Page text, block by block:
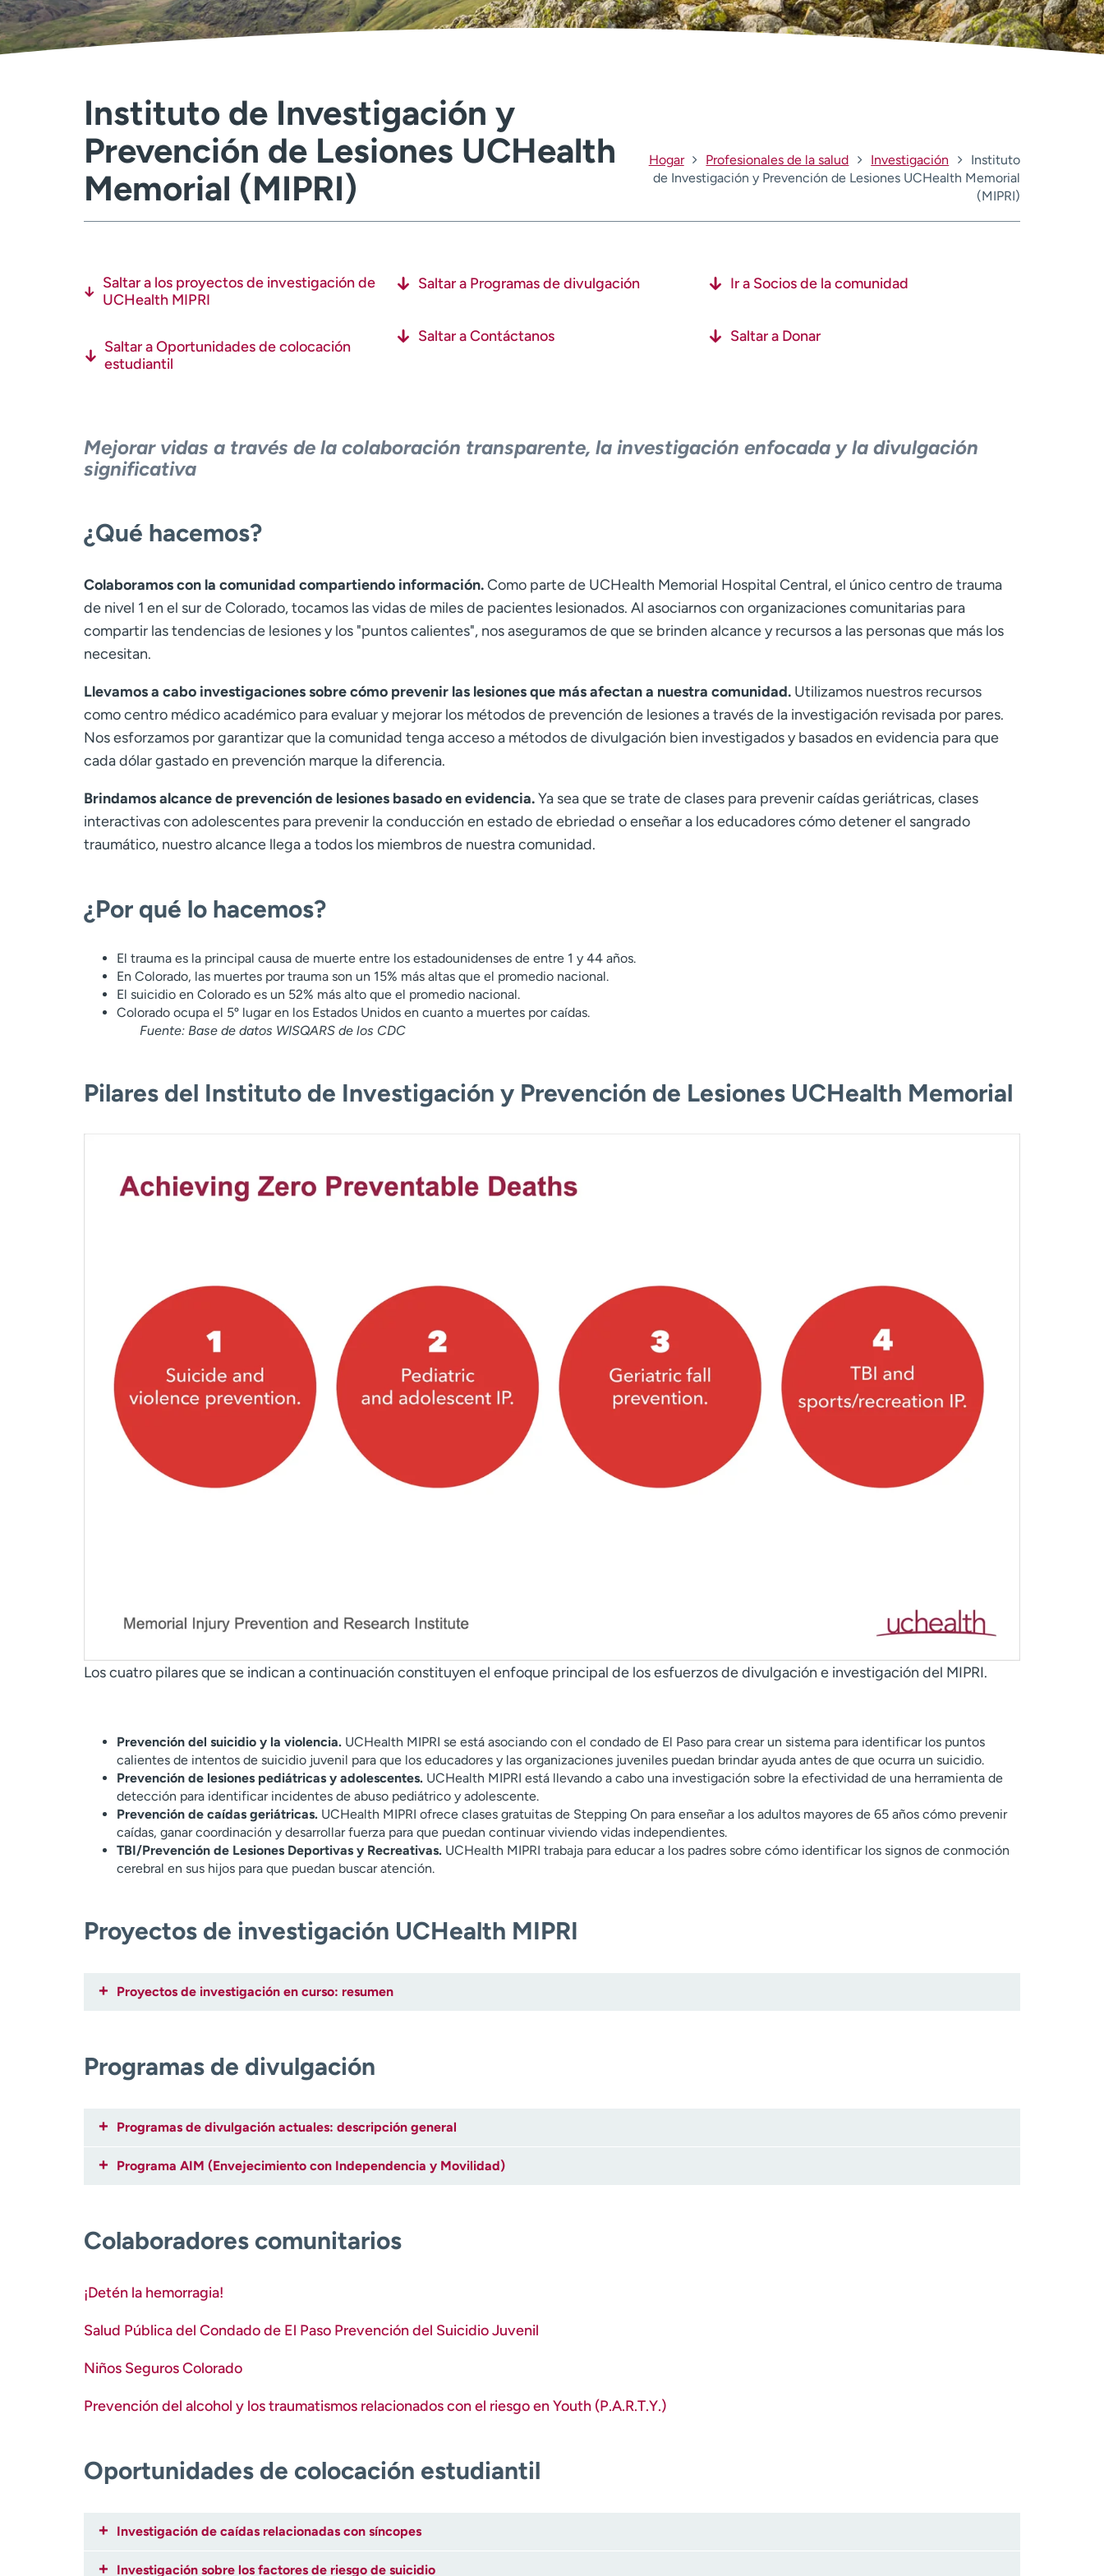
Instituto de Investigación y
Prevención de Lesiones UCHealth
Memorial (MIPRI)
Hogar Profesionales de la salud Investigación
Instituto
de Investigación y Prevención de Lesiones UCHealth Memorial
(MIPRI)
Saltar a los proyectos de investigación de
UCHealth MIPRI
Saltar a Oportunidades de colocación
estudiantil
Saltar a Programas de divulgación
Saltar a Contáctanos
Ir a Socios de la comunidad
Saltar a Donar
Mejorar vidas a través de la colaboración transparente, la investigación enfocada y la divulgación
significativa
¿Qué hacemos?
Colaboramos con la comunidad compartiendo información.Como parte de UCHealth Memorial Hospital Central, el único centro de trauma
de nivel 1 en el sur de Colorado, tocamos las vidas de miles de pacientes lesionados. Al asociarnos con organizaciones comunitarias para
compartir las tendencias de lesiones y los "puntos calientes", nos aseguramos de que se brinden alcance y recursos a las personas que más los
necesitan.
Llevamos a cabo investigaciones sobre cómo prevenir las lesiones que más afectan a nuestra comunidad. Utilizamos nuestros recursos
como centro médico académico para evaluar y mejorar los métodos de prevención de lesiones a través de la investigación revisada por pares.
Nos esforzamos por garantizar que la comunidad tenga acceso a métodos de divulgación bien investigados y basados en evidencia para que
cada dólar gastado en prevención marque la diferencia.
Brindamos alcance de prevención de lesiones basado en evidencia.Ya sea que se trate de clases para prevenir caídas geriátricas, clases
interactivas con adolescentes para prevenir la conducción en estado de ebriedad o enseñar a los educadores cómo detener el sangrado
traumático, nuestro alcance llega a todos los miembros de nuestra comunidad.
¿Por qué lo hacemos?
El trauma es la principal causa de muerte entre los estadounidenses de entre 1 y 44 años.
En Colorado, las muertes por trauma son un 15% más altas que el promedio nacional.
El suicidio en Colorado es un 52% más alto que el promedio nacional.
Colorado ocupa el 5º lugar en los Estados Unidos en cuanto a muertes por caídas.
Fuente: Base de datos WISQARS de los CDC
Pilares del Instituto de Investigación y Prevención de Lesiones UCHealth Memorial
Los cuatro pilares que se indican a continuación constituyen el enfoque principal de los esfuerzos de divulgación e investigación del MIPRI.
Prevención del suicidio y la violencia. UCHealth MIPRI se está asociando con el condado de El Paso para crear un sistema para identificar los puntos
calientes de intentos de suicidio juvenil para que los educadores y las organizaciones juveniles puedan brindar ayuda antes de que ocurra un suicidio.
Prevención de lesiones pediátricas y adolescentes. UCHealth MIPRI está llevando a cabo una investigación sobre la efectividad de una herramienta de
detección para identificar incidentes de abuso pediátrico y adolescente.
Prevención de caídas geriátricas. UCHealth MIPRI ofrece clases gratuitas de Stepping On para enseñar a los adultos mayores de 65 años cómo prevenir
caídas, ganar coordinación y desarrollar fuerza para que puedan continuar viviendo vidas independientes.
TBI/Prevención de Lesiones Deportivas y Recreativas. UCHealth MIPRI trabaja para educar a los padres sobre cómo identificar los signos de conmoción
cerebral en sus hijos para que puedan buscar atención.
Proyectos de investigación UCHealth MIPRI
Proyectos de investigación en curso: resumen
Programas de divulgación
Programas de divulgación actuales: descripción general
Programa AIM (Envejecimiento con Independencia y Movilidad)
Colaboradores comunitarios
¡Detén la hemorragia!
Salud Pública del Condado de El Paso Prevención del Suicidio Juvenil
Niños Seguros Colorado
Prevención del alcohol y los traumatismos relacionados con el riesgo en Youth (P.A.R.T.Y.)
Oportunidades de colocación estudiantil
Investigación de caídas relacionadas con síncopes
Investigación sobre los factores de riesgo de suicidio